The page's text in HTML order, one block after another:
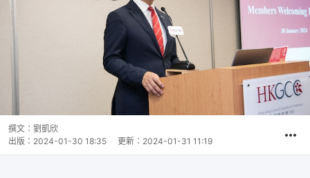
撰文： 劉凱欣
出版： 2024-01-30 18:35 更新： 2024-01-31 11:19